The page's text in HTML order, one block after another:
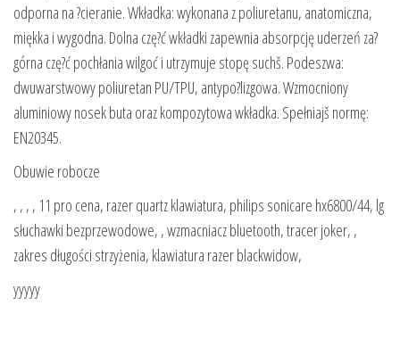
odporna na ?cieranie. Wkładka: wykonana z poliuretanu, anatomiczna,
miękka i wygodna. Dolna czę?ć wkładki zapewnia absorpcję uderzeń za?
górna czę?ć pochłania wilgoć i utrzymuje stopę suchš. Podeszwa:
dwuwarstwowy poliuretan PU/TPU, antypo?lizgowa. Wzmocniony
aluminiowy nosek buta oraz kompozytowa wkładka. Spełniajš normę:
EN20345.
Obuwie robocze
, , , , 11 pro cena, razer quartz klawiatura, philips sonicare hx6800/44, lg
słuchawki bezprzewodowe, , wzmacniacz bluetooth, tracer joker, ,
zakres długości strzyżenia, klawiatura razer blackwidow,
yyyyy